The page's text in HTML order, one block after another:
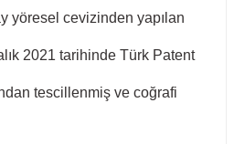
yöresel cevizinden yapılan
2021 tarihinde Türk Patent
tescillenmiş ve coğrafi